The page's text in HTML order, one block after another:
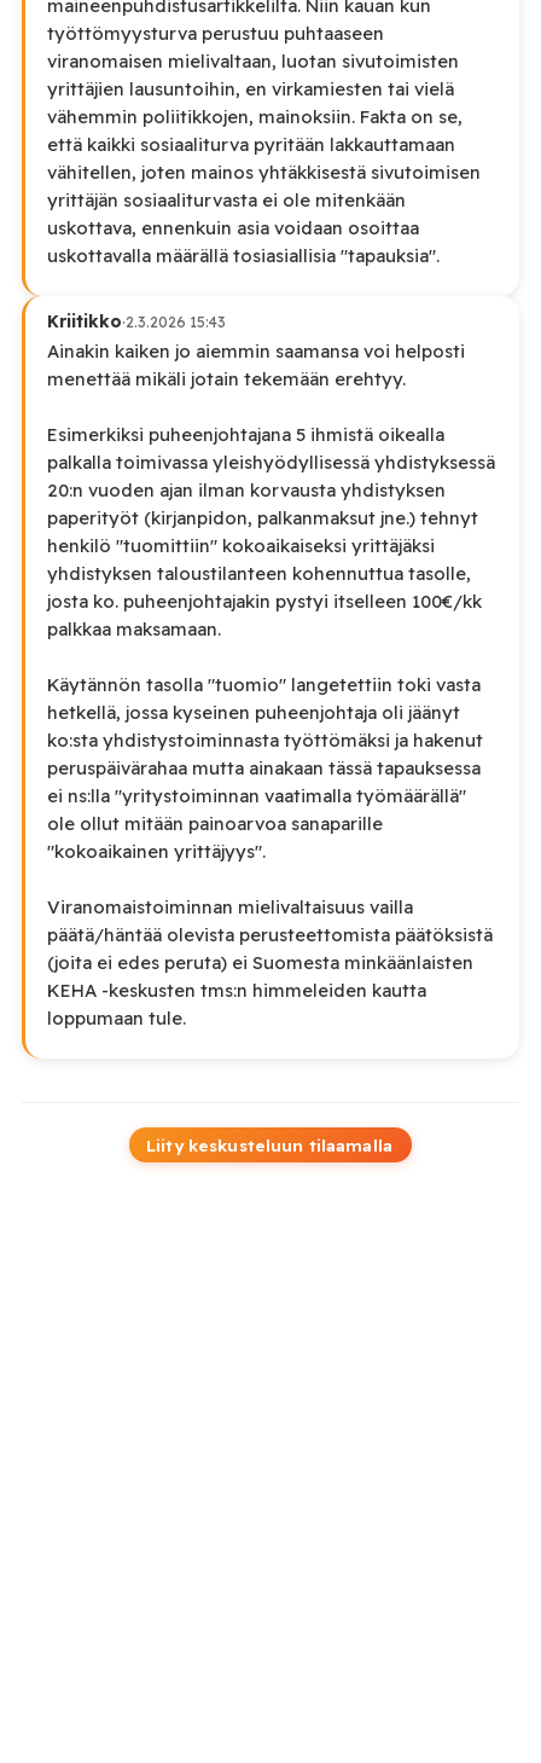
maineenpuhdistusartikkelilta. Niin kauan kun
työttömyysturva perustuu puhtaaseen
viranomaisen mielivaltaan, luotan sivutoimisten
yrittäjien lausuntoihin, en virkamiesten tai vielä
vähemmin poliitikkojen, mainoksiin. Fakta on se,
että kaikki sosiaaliturva pyritään lakkauttamaan
vähitellen, joten mainos yhtäkkisestä sivutoimisen
yrittäjän sosiaaliturvasta ei ole mitenkään
uskottava, ennenkuin asia voidaan osoittaa
uskottavalla määrällä tosiasiallisia "tapauksia".
Kriitikko·2.3.2026 15:43
Ainakin kaiken jo aiemmin saamansa voi helposti
menettää mikäli jotain tekemään erehtyy.
Esimerkiksi puheenjohtajana 5 ihmistä oikealla
palkalla toimivassa yleishyödyllisessä yhdistyksessä
20:n vuoden ajan ilman korvausta yhdistyksen
paperityöt (kirjanpidon, palkanmaksut jne.) tehnyt
henkilö "tuomittiin" kokoaikaiseksi yrittäjäksi
yhdistyksen taloustilanteen kohennuttua tasolle,
josta ko. puheenjohtajakin pystyi itselleen 100€/kk
palkkaa maksamaan.
Käytännön tasolla "tuomio" langetettiin toki vasta
hetkellä, jossa kyseinen puheenjohtaja oli jäänyt
ko:sta yhdistystoiminnasta työttömäksi ja hakenut
peruspäivärahaa mutta ainakaan tässä tapauksessa
ei ns:lla "yritystoiminnan vaatimalla työmäärällä"
ole ollut mitään painoarvoa sanaparille
"kokoaikainen yrittäjyys".
Viranomaistoiminnan mielivaltaisuus vailla
päätä/häntää olevista perusteettomista päätöksistä
(joita ei edes peruta) ei Suomesta minkäänlaisten
KEHA -keskusten tms:n himmeleiden kautta
loppumaan tule.
Liity keskusteluun tilaamalla